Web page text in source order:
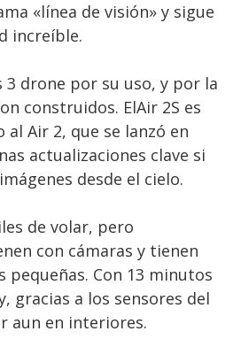
«línea de visión» y sigue
increíble.
3 drone por su uso, y por la
construidos. ElAir 2S es
Air 2, que se lanzó en
actualizaciones clave si
desde el cielo.
de volar, pero
con cámaras y tienen
pequeñas. Con 13 minutos
gracias a los sensores del
aun en interiores.